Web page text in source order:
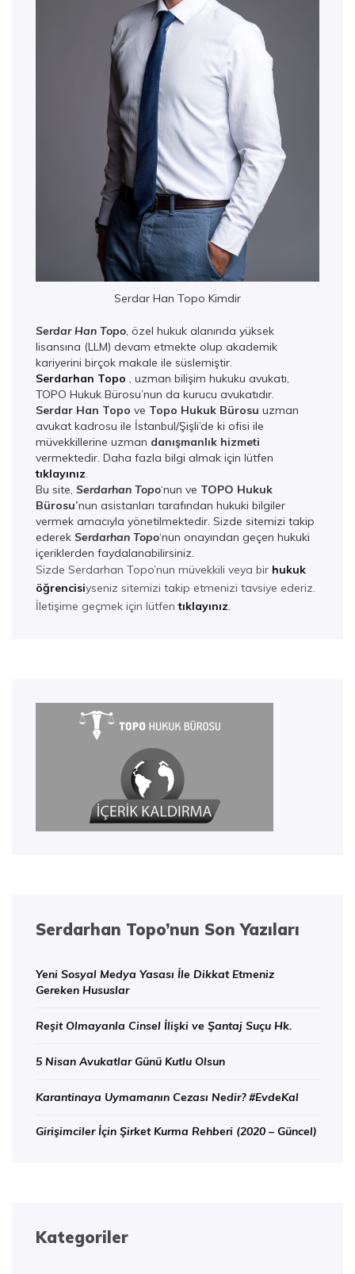
Serdar Han Topo Kimdir
Serdar Han Topo, özel hukuk alanında yüksek
lisansına (LLM) devam etmekte olup akademik
kariyerini birçok makale ile süslemiştir.
Serdarhan Topo , uzman bilişim hukuku avukatı,
TOPO Hukuk Bürosu’nun da kurucu avukatıdır.
Serdar Han Topo ve Topo Hukuk Bürosu uzman
avukat kadrosu ile İstanbul/Şişli’de ki ofisi ile
müvekkillerine uzman danışmanlık hizmeti
vermektedir. Daha fazla bilgi almak için lütfen
tıklayınız.
Bu site, Serdarhan Topo‘nun ve TOPO Hukuk
Bürosu’nun asistanları tarafından hukuki bilgiler
vermek amacıyla yönetilmektedir. Sizde sitemizi takip
ederek Serdarhan Topo‘nun onayından geçen hukuki
içeriklerden faydalanabilirsiniz.
Sizde Serdarhan Topo’nun müvekkili veya bir hukuk
öğrencisiyseniz sitemizi takip etmenizi tavsiye ederiz.
İletişime geçmek için lütfentıklayınız.
Serdarhan Topo’nun Son Yazıları
Yeni Sosyal Medya Yasası İle Dikkat Etmeniz
Gereken Hususlar
Reşit Olmayanla Cinsel İlişki ve Şantaj Suçu Hk.
5 Nisan Avukatlar Günü Kutlu Olsun
Karantinaya Uymamanın Cezası Nedir? #EvdeKal
Girişimciler İçin Şirket Kurma Rehberi (2020 – Güncel)
Kategoriler